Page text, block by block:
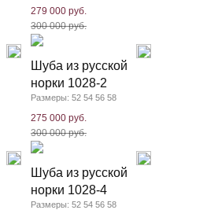
279 000 руб.
300 000 руб.
Шуба из русской
норки 1028-2
Размеры: 52 54 56 58
275 000 руб.
300 000 руб.
Шуба из русской
норки 1028-4
Размеры: 52 54 56 58